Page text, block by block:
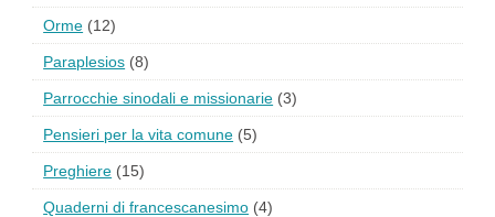
Orme (12)
Paraplesios (8)
Parrocchie sinodali e missionarie (3)
Pensieri per la vita comune (5)
Preghiere (15)
Quaderni di francescanesimo (4)